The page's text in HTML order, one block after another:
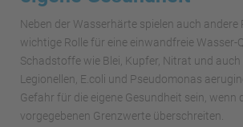
Neben der Wasserhärte spielen auch andere
wichtige Rolle für eine einwandfreie Wasser-
Schadstoffe wie Blei, Kupfer, Nitrat und
Legionellen, E.coli und Pseudomonas
Gefahr für die eigene Gesundheit sein, wenn
vorgegebenen Grenzwerte überschreiten.